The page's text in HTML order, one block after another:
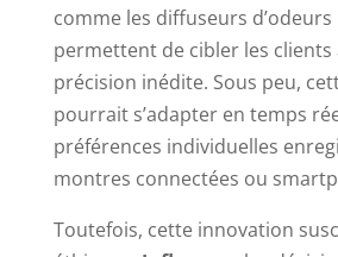
comme les diffuseurs
permettent de cibler les clients
précision inédite. Sous peu,
pourrait s’adapter en temps
préférences individuelles
montres connectées ou
Toutefois, cette innovation